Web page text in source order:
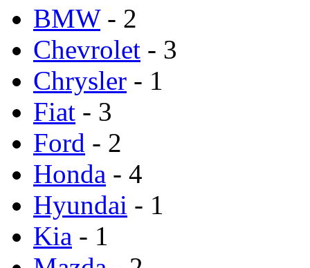
BMW- 2
Chevrolet - 3
Chrysler - 1
Fiat - 3
Ford - 2
Honda - 4
Hyundai - 1
Kia - 1